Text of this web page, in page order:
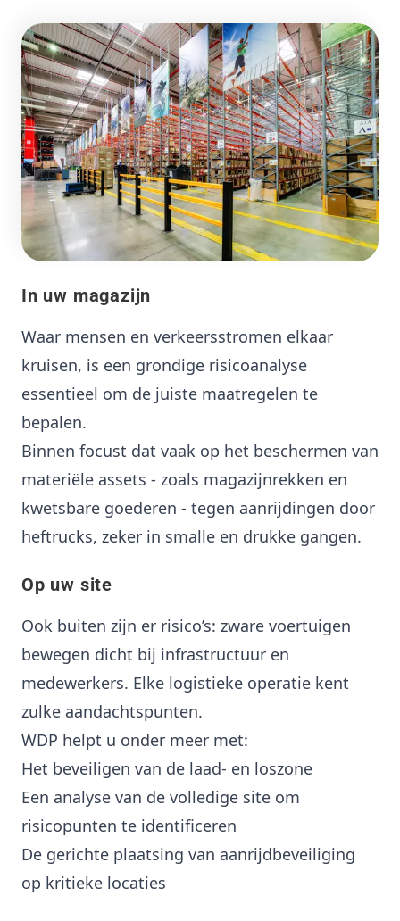
In uw magazijn
Waar mensen en verkeersstromen elkaar
kruisen, is een grondige risicoanalyse
essentieel om de juiste maatregelen te
bepalen.
Binnen focust dat vaak op het beschermen van
materiële assets - zoals magazijnrekken en
kwetsbare goederen - tegen aanrijdingen door
heftrucks, zeker in smalle en drukke gangen.
Op uw site
Ook buiten zijn er risico’s: zware voertuigen
bewegen dicht bij infrastructuur en
medewerkers. Elke logistieke operatie kent
zulke aandachtspunten.
WDP helpt u onder meer met:
Het beveiligen van de laad- en loszone
Een analyse van de volledige site om
risicopunten te identificeren
De gerichte plaatsing van aanrijdbeveiliging
op kritieke locaties